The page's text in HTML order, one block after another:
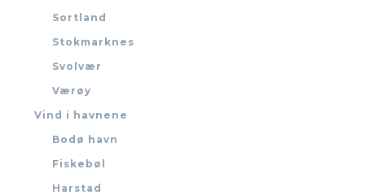
Sortland
Stokmarknes
Svolvær
Værøy
Vind i havnene
Bodø havn
Fiskebøl
Harstad